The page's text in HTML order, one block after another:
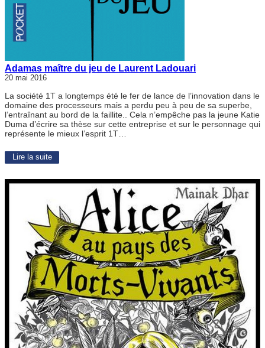
Adamas maître du jeu de Laurent Ladouari
20 mai 2016
La société 1T a longtemps été le fer de lance de l’innovation dans le
domaine des processeurs mais a perdu peu à peu de sa superbe,
l’entraînant au bord de la faillite.. Cela n’empêche pas la jeune Katie
Duma d’écrire sa thèse sur cette entreprise et sur le personnage qui
représente le mieux l’esprit 1T…
Lire la suite